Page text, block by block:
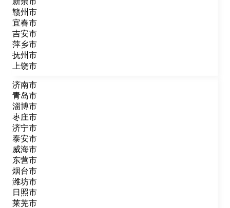
赣州市
宜春市
吉安市
萍乡市
抚州市
上饶市
济南市
青岛市
淄博市
枣庄市
济宁市
泰安市
威海市
东营市
烟台市
潍坊市
日照市
莱芜市